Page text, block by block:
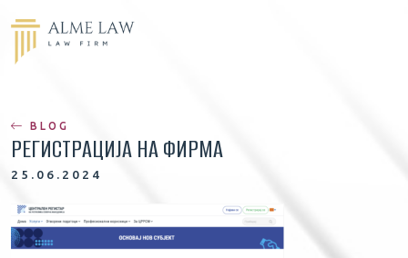
BLOG
РЕГИСТРАЦИЈА НА ФИРМА
25.06.2024